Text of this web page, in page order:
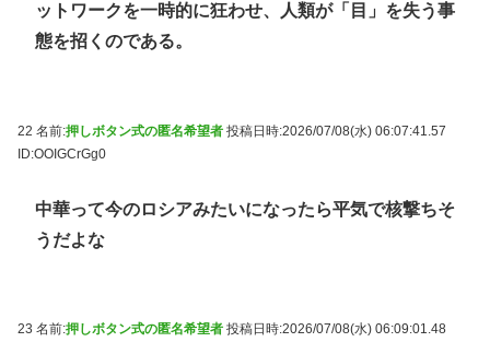
ットワークを一時的に狂わせ、人類が「目」を失う事
態を招くのである。
22 名前:押しボタン式の匿名希望者 投稿日時:2026/07/08(水) 06:07:41.57
ID:OOIGCrGg0
中華って今のロシアみたいになったら平気で核撃ちそ
うだよな
23 名前:押しボタン式の匿名希望者 投稿日時:2026/07/08(水) 06:09:01.48